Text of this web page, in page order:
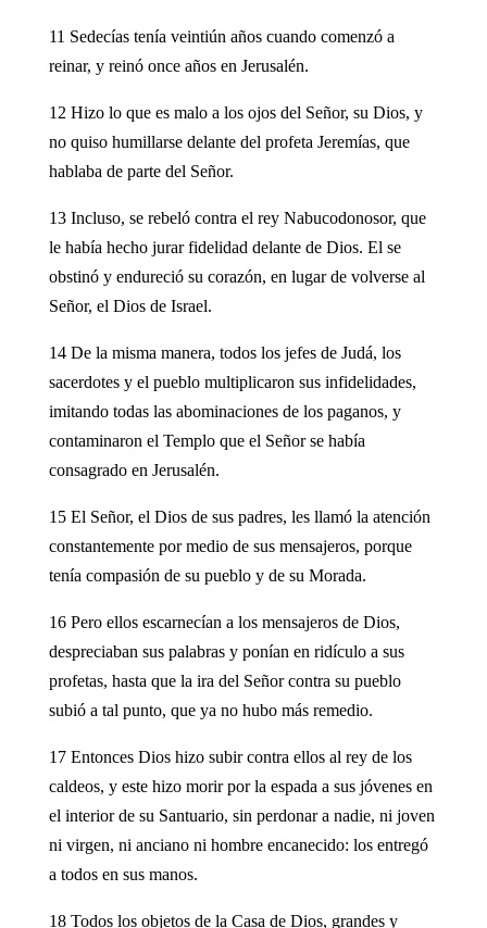
11 Sedecías tenía veintiún años cuando comenzó a
reinar, y reinó once años en Jerusalén.
12 Hizo lo que es malo a los ojos del Señor, su Dios, y
no quiso humillarse delante del profeta Jeremías, que
hablaba de parte del Señor.
13 Incluso, se rebeló contra el rey Nabucodonosor, que
le había hecho jurar fidelidad delante de Dios. El se
obstinó y endureció su corazón, en lugar de volverse al
Señor, el Dios de Israel.
14 De la misma manera, todos los jefes de Judá, los
sacerdotes y el pueblo multiplicaron sus infidelidades,
imitando todas las abominaciones de los paganos, y
contaminaron el Templo que el Señor se había
consagrado en Jerusalén.
15 El Señor, el Dios de sus padres, les llamó la atención
constantemente por medio de sus mensajeros, porque
tenía compasión de su pueblo y de su Morada.
16 Pero ellos escarnecían a los mensajeros de Dios,
despreciaban sus palabras y ponían en ridículo a sus
profetas, hasta que la ira del Señor contra su pueblo
subió a tal punto, que ya no hubo más remedio.
17 Entonces Dios hizo subir contra ellos al rey de los
caldeos, y este hizo morir por la espada a sus jóvenes en
el interior de su Santuario, sin perdonar a nadie, ni joven
ni virgen, ni anciano ni hombre encanecido: los entregó
a todos en sus manos.
18 Todos los objetos de la Casa de Dios, grandes y